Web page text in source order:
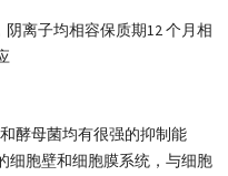
阴离子均相容保质期12 个月相
酵母菌均有很强的抑制能
细胞壁和细胞膜系统，与细胞